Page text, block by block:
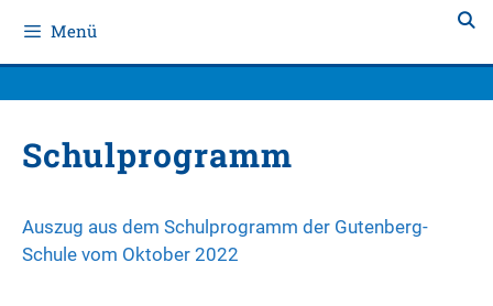
Menü
Schulprogramm
Auszug aus dem Schulprogramm der Gutenberg-
Schule vom Oktober 2022